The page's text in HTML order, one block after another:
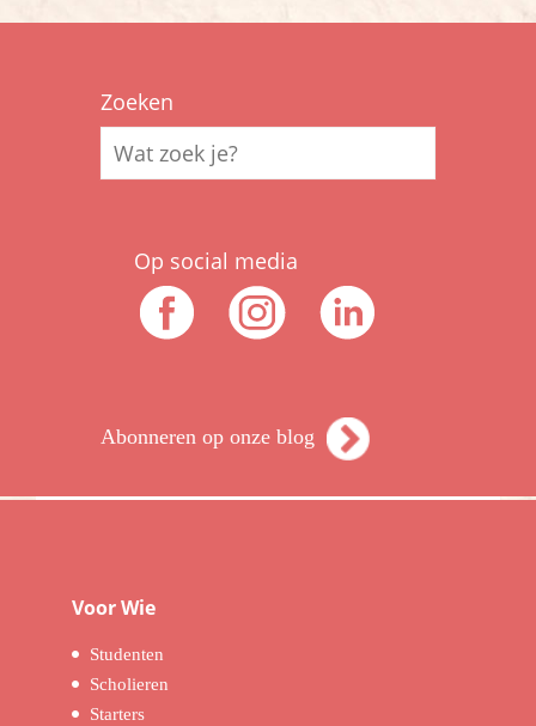
Zoeken
Op social media
Abonneren op onze blog
Voor Wie
Studenten
Scholieren
Starters